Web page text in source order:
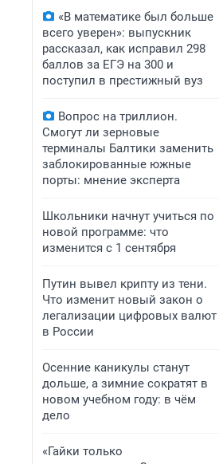
«В математике был больше
всего уверен»: выпускник
рассказал, как исправил 298
баллов за ЕГЭ на 300 и
поступил в престижный вуз
Вопрос на триллион.
Смогут ли зерновые
терминалы Балтики заменить
заблокированные южные
порты: мнение эксперта
Школьники начнут учиться по
новой программе: что
изменится с 1 сентября
Путин вывел крипту из тени.
Что изменит новый закон о
легализации цифровых валют
в России
Осенние каникулы станут
дольше, а зимние сократят в
новом учебном году: в чём
дело
«Гайки только